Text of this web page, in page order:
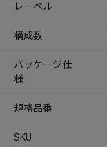
レーベル
構成数
パッケージ仕
様
規格品番
SKU